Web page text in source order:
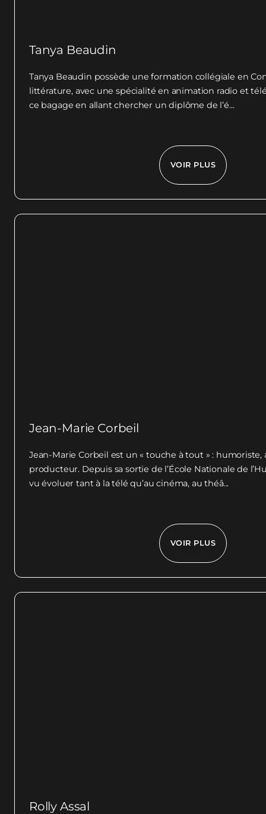
Tanya Beaudin
Tanya Beaudin possède une formation collégiale en
littérature, avec une spécialité en animation radio et
ce bagage en allant chercher un diplôme de l’é...
VOIR PLUS
Jean-Marie Corbeil
Jean-Marie Corbeil est un « touche à tout » :
producteur. Depuis sa sortie de l’École Nationale de
vu évoluer tant à la télé qu’au cinéma, au théâ...
VOIR PLUS
Rolly Assal